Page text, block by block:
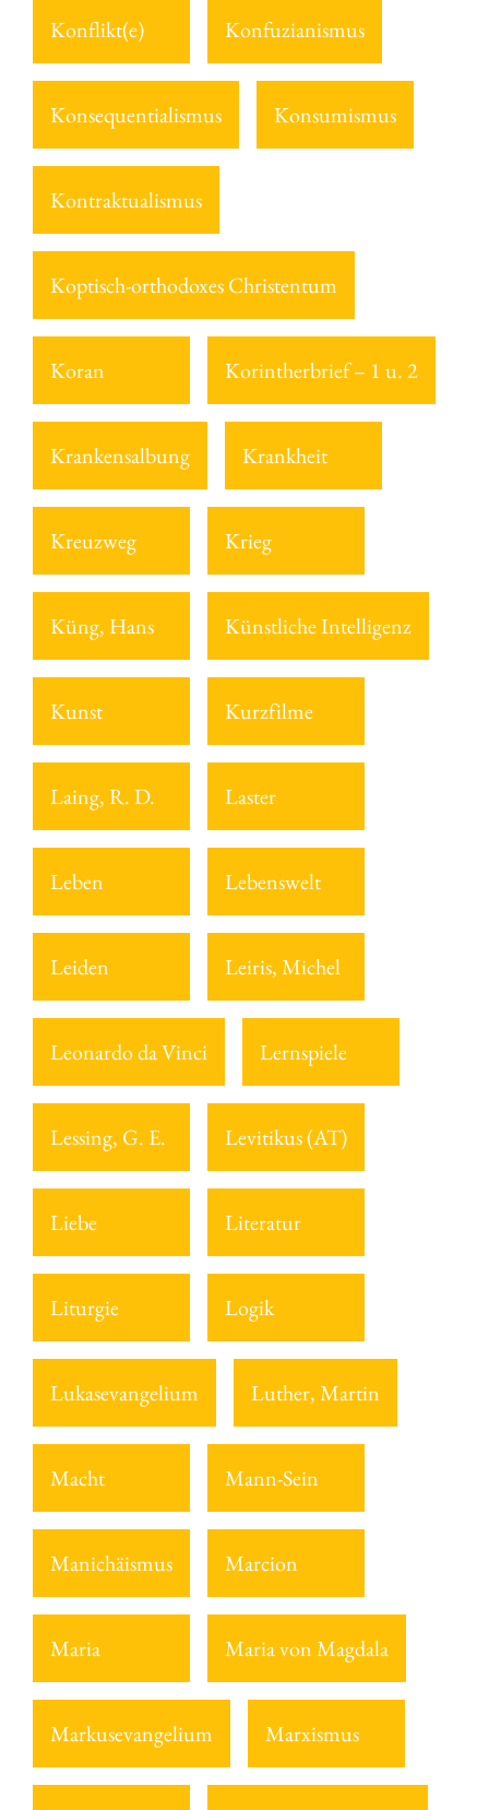
Konflikt(e) Konfuzianismus
Konsequentialismus Konsumismus
Kontraktualismus
Koptisch-orthodoxes Christentum
Koran Korintherbrief – 1 u. 2
Krankensalbung Krankheit
Kreuzweg Krieg
Küng, Hans Künstliche Intelligenz
Kunst Kurzfilme
Laing, R. D. Laster
Leben Lebenswelt
Leiden Leiris, Michel
Leonardo da Vinci Lernspiele
Lessing, G. E. Levitikus (AT)
Liebe Literatur
Liturgie Logik
Lukasevangelium Luther, Martin
Macht Mann-Sein
Manichäismus Marcion
Maria Maria von Magdala
Markusevangelium Marxismus